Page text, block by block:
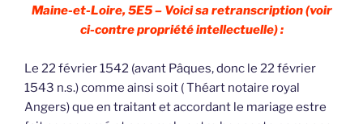
Maine-et-Loire, 5E5 – Voici sa retranscription (voir
ci-contre propriété intellectuelle) :
Le 22 février 1542 (avant Pâques, donc le 22 février
1543 n.s.) comme ainsi soit ( Théart notaire royal
Angers) que en traitant et accordant le mariage estre